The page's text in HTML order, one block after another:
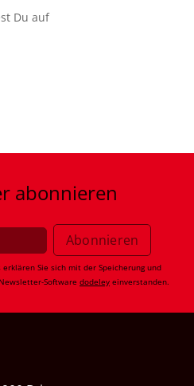
Du auf
abonnieren
Sie sich mit der Speicherung und
Software dodeley einverstanden.